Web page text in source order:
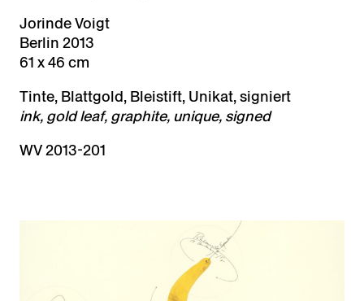
Jorinde Voigt
Berlin 2013
61 x 46 cm
Tinte, Blattgold, Bleistift, Unikat, signiert
ink, gold leaf, graphite, unique, signed
WV 2013-201